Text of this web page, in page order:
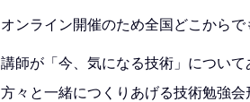
オンライン開催のため全国どこから
講師が「今、気になる技術」につい
方々と一緒につくりあげる技術勉強会